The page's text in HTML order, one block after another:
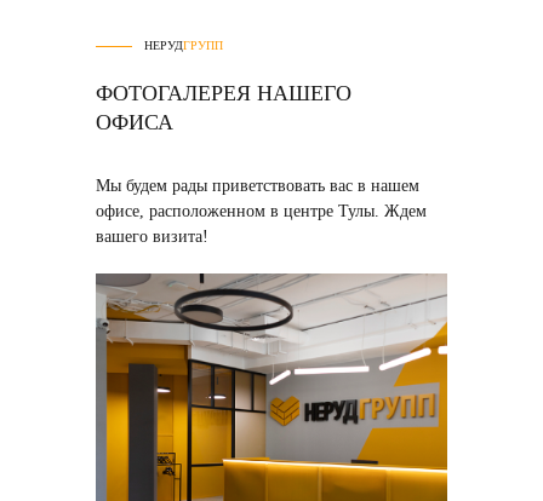
НЕРУДГРУПП
ФОТОГАЛЕРЕЯ НАШЕГО
ОФИСА
Мы будем рады приветствовать вас в нашем
офисе, расположенном в центре Тулы. Ждем
вашего визита!